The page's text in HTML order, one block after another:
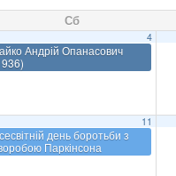
Сб
4
Андрій Опанасович
11
день боротьби з
Паркінсона